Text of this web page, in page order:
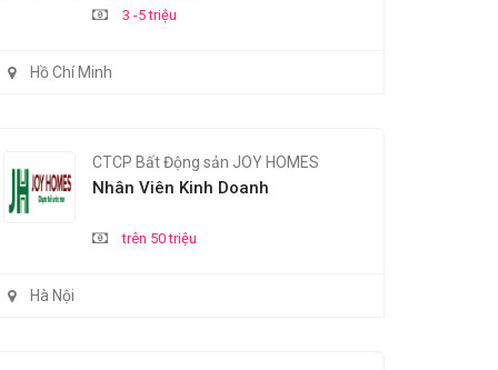
3 -5 triệu
Hồ Chí Minh
CTCP Bất Động sản JOY HOMES
Nhân Viên Kinh Doanh
trên 50 triệu
Hà Nội